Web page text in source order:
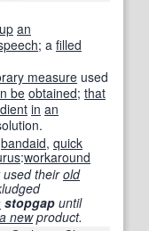
an
; a filled
measure used
beobtained; that
in an
bandaid, quick
:workaround
used theirold
stopgap until
a newproduct.